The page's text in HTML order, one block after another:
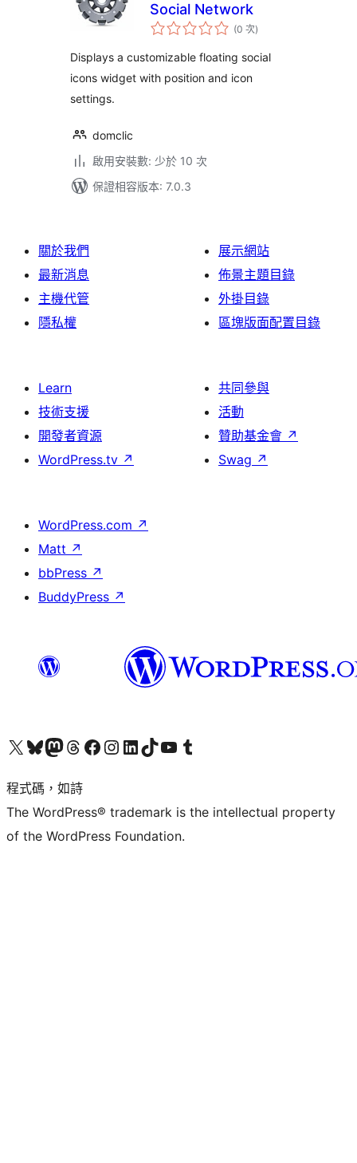
Social Network
(0 次評
分
數
)
Displays a customizable floating social
icons widget with position and icon
settings.
domclic
啟用安裝數: 少於 10 次
保證相容版本: 7.0.3
關於我們
最新消息
主機代管
隱私權
展示網站
佈景主題目錄
外掛目錄
區塊版面配置目錄
Learn
技術支援
開發者資源
WordPress.tv ↗
共同參與
活動
贊助基金會 ↗
Swag ↗
WordPress.com ↗
Matt ↗
bbPress ↗
BuddyPress ↗
查看我們的 X (之前的 Twitter) 帳號造訪我們的 Bluesky 帳號造訪我們的 Mastodon 帳號造訪我們的 Threads 帳號 造訪我們的 Facebook 粉絲專頁Visit our Instagram account
Visit our LinkedIn account
造訪我們的 TikTok 帳號Visit our YouTube channel
造訪我們的 Tumblr 帳號
程式碼，如詩
The WordPress® trademark is the intellectual property
of the WordPress Foundation.